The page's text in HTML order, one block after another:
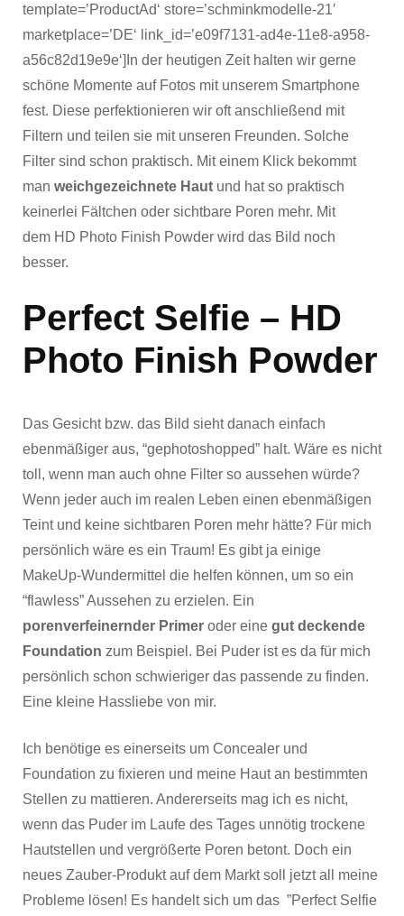
Finish
Powder
Test
template=’ProductAd‘ store=’schminkmodelle-21′
marketplace=’DE‘ link_id=’e09f7131-ad4e-11e8-a958-
a56c82d19e9e‘]In der heutigen Zeit halten wir gerne
schöne Momente auf Fotos mit unserem Smartphone
fest. Diese perfektionieren wir oft anschließend mit
Filtern und teilen sie mit unseren Freunden. Solche
Filter sind schon praktisch. Mit einem Klick bekommt
man weichgezeichnete Haut und hat so praktisch
keinerlei Fältchen oder sichtbare Poren mehr. Mit
dem HD Photo Finish Powder wird das Bild noch
besser.
Perfect Selfie – HD
Photo Finish Powder
Das Gesicht bzw. das Bild sieht danach einfach
ebenmäßiger aus, “gephotoshopped” halt. Wäre es nicht
toll, wenn man auch ohne Filter so aussehen würde?
Wenn jeder auch im realen Leben einen ebenmäßigen
Teint und keine sichtbaren Poren mehr hätte? Für mich
persönlich wäre es ein Traum! Es gibt ja einige
MakeUp-Wundermittel die helfen können, um so ein
“flawless” Aussehen zu erzielen. Ein
porenverfeinernder Primer oder eine gut deckende
Foundation zum Beispiel. Bei Puder ist es da für mich
persönlich schon schwieriger das passende zu finden.
Eine kleine Hassliebe von mir.
Ich benötige es einerseits um Concealer und
Foundation zu fixieren und meine Haut an bestimmten
Stellen zu mattieren. Andererseits mag ich es nicht,
wenn das Puder im Laufe des Tages unnötig trockene
Hautstellen und vergrößerte Poren betont. Doch ein
neues Zauber-Produkt auf dem Markt soll jetzt all meine
Probleme lösen! Es handelt sich um das ”Perfect Selfie